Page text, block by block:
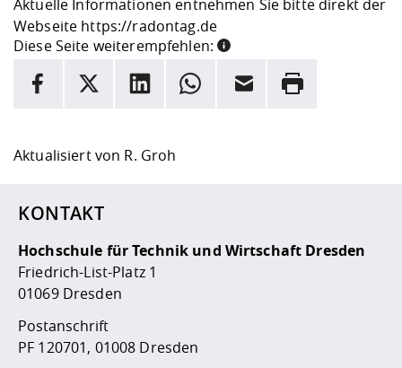
Aktuelle Informationen entnehmen Sie bitte direkt der
Webseite https://radontag.de
Diese Seite weiterempfehlen:
INFORMATION
Facebook
X LinkedInWhatsappE-Mail Drucken
Aktualisiert von R. Groh
KONTAKT
Hochschule für Technik und Wirtschaft Dresden
Friedrich-List-Platz 1
01069 Dresden
Postanschrift
PF 120701, 01008 Dresden